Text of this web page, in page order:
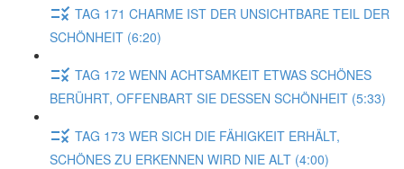
TAG 171 CHARME IST DER UNSICHTBARE TEIL DER
SCHÖNHEIT (6:20)
TAG 172 WENN ACHTSAMKEIT ETWAS SCHÖNES
BERÜHRT, OFFENBART SIE DESSEN SCHÖNHEIT (5:33)
TAG 173 WER SICH DIE FÄHIGKEIT ERHÄLT,
SCHÖNES ZU ERKENNEN WIRD NIE ALT (4:00)